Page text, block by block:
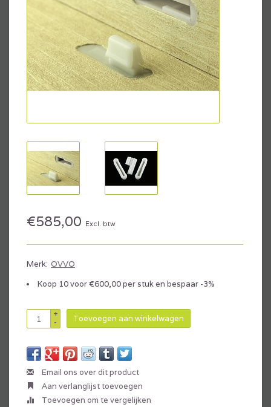
€585,00 Excl. btw
Merk: OVVO
Koop 10 voor €600,00 per stuk en bespaar -3%
+
-
Toevoegen aan winkelwagen
Email ons over dit product
Aan verlanglijst toevoegen
Toevoegen om te vergelijken